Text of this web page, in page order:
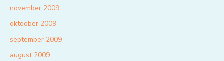
november 2009
oktoober 2009
september 2009
august 2009